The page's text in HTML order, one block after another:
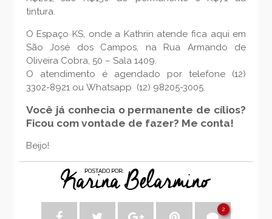
tintura.
O Espaço KS, onde a Kathrin atende fica aqui em
São José dos Campos, na Rua Armando de
Oliveira Cobra, 50 – Sala 1409.
O atendimento é agendado por telefone (12)
3302-8921 ou Whatsapp (12) 98205-3005.
Você já conhecia o permanente de cílios?
Ficou com vontade de fazer? Me conta!
Beijo!
2